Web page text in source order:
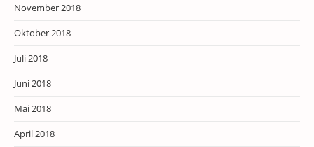
November 2018
Oktober 2018
Juli 2018
Juni 2018
Mai 2018
April 2018